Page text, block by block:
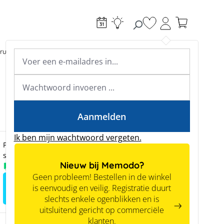
Academy & webinars
Expertkennis
Tools
Je hebt 0 items op
Ik ben mijn wachtwoord vergeten.
Aanmelden
Nieuw bij Memodo?
Geen probleem! Bestellen in de winkel
is eenvoudig en veilig. Registratie duurt
slechts enkele ogenblikken en is
uitsluitend gericht op commerciële
klanten.
Toebehoren
Prijzen zijn alleen zichtbaar voor zakelijke klanten na
succesvolle registratie.
Meld je aan voor het zien van
prijzen